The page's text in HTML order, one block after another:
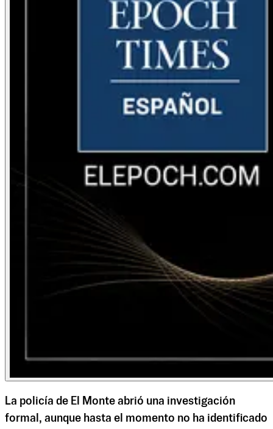
La policía de El Monte abrió una investigación
formal, aunque hasta el momento no ha identificado